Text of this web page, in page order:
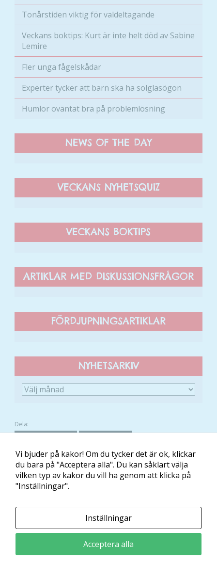
Tonårstiden viktig för valdeltagande
Veckans boktips: Kurt är inte helt död av Sabine
Lemire
Fler unga fågelskådar
Experter tycker att barn ska ha solglasögon
Humlor oväntat bra på problemlösning
NEWS OF THE DAY
VECKANS NYHETSQUIZ
VECKANS BOKTIPS
ARTIKLAR MED DISKUSSIONSFRÅGOR
FÖRDJUPNINGSARTIKLAR
NYHETSARKIV
Dela:
Om Minibladet Villkor Mina kakor
Minibladet tillhandahålls av:
Läs och Lär McShane Education AB
Ansvarig utgivare: Maria McShane
Kontakt
Vi bjuder på kakor! Om du tycker det är ok, klickar
du bara på "Acceptera alla". Du kan såklart välja
vilken typ av kakor du vill ha genom att klicka på
"Inställningar".
Inställningar
Acceptera alla
beteende när du
surfar ökar du
chansen att få se